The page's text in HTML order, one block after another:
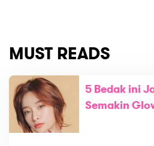
MUST READS
5 Bedak ini
Semakin